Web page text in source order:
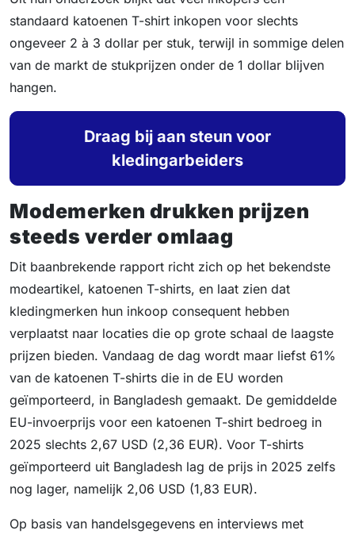
standaard katoenen T-shirt inkopen voor slechts
ongeveer 2 à 3 dollar per stuk, terwijl in sommige delen
van de markt de stukprijzen onder de 1 dollar blijven
hangen.
Draag bij aan steun voor
kledingarbeiders
Modemerken drukken prijzen
steeds verder omlaag
Dit baanbrekende rapport richt zich op het bekendste
modeartikel, katoenen T-shirts, en laat zien dat
kledingmerken hun inkoop consequent hebben
verplaatst naar locaties die op grote schaal de laagste
prijzen bieden. Vandaag de dag wordt maar liefst 61%
van de katoenen T-shirts die in de EU worden
geïmporteerd, in Bangladesh gemaakt. De gemiddelde
EU-invoerprijs voor een katoenen T-shirt bedroeg in
2025 slechts 2,67 USD (2,36 EUR). Voor T-shirts
geïmporteerd uit Bangladesh lag de prijs in 2025 zelfs
nog lager, namelijk 2,06 USD (1,83 EUR).
Op basis van handelsgegevens en interviews met